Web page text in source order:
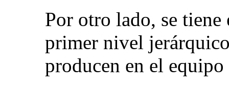
Por otro lado, se tiene
primer nivel
producen en el